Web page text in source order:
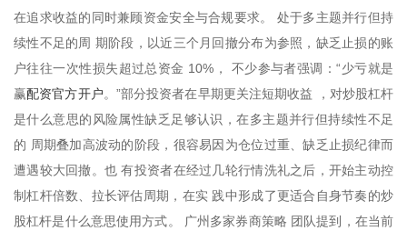
在追求收益的同时兼顾资金安全与合规要求。 处于多主题并行但持
续性不足的周 期阶段，以近三个月回撤分布为参照，缺乏止损的账
户往往一次性损失超过总资金 10%， 不少参与者强调：“少亏就是
赢配资官方开户。”部分投资者在早期更关注短期收益 ，对炒股杠杆
是什么意思的风险属性缺乏足够认识，在多主题并行但持续性不足
的 周期叠加高波动的阶段，很容易因为仓位过重、缺乏止损纪律而
遭遇较大回撤。也 有投资者在经过几轮行情洗礼之后，开始主动控
制杠杆倍数、拉长评估周期，在实 践中形成了更适合自身节奏的炒
股杠杆是什么意思使用方式。 广州多家券商策略 团队提到，在当前